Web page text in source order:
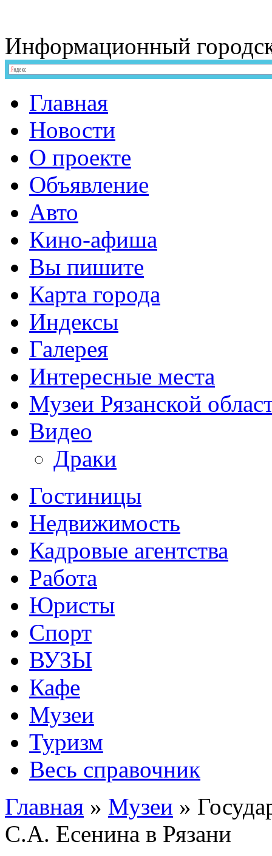
Информационный
Главная
Новости
О проекте
Объявление
Авто
Кино-афиша
Вы пишите
Карта города
Индексы
Галерея
Интересные места
Музеи Рязанской
Видео
Драки
Гостиницы
Недвижимость
Кадровые агентства
Работа
Юристы
Спорт
ВУЗЫ
Кафе
Музеи
Туризм
Весь справочник
Главная » Музеи »
С.А. Есенина в Рязани